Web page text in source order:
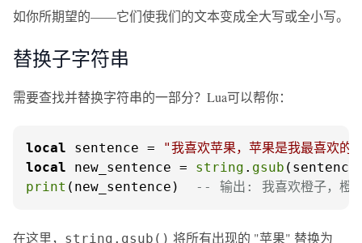
如你所期望的——它们使我们的文本变成全大写或全小写。
替换子字符串
需要查找并替换字符串的一部分？Lua可以帮你：
local sentence =
"我喜欢苹果，苹果是我最喜欢的
local new_sentence = string . gsub
print (new_sentence) -- 输出: 我喜欢橙子，橙
在这里， string.gsub() 将所有出现的 "苹果" 替换为